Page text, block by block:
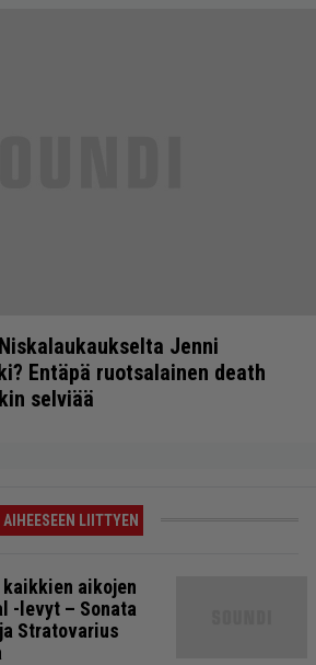
Jenni
Entäpä ruotsalainen death
selviää
AIHEESEEN LIITTYEN
aikojen
-levyt – Sonata
Stratovarius